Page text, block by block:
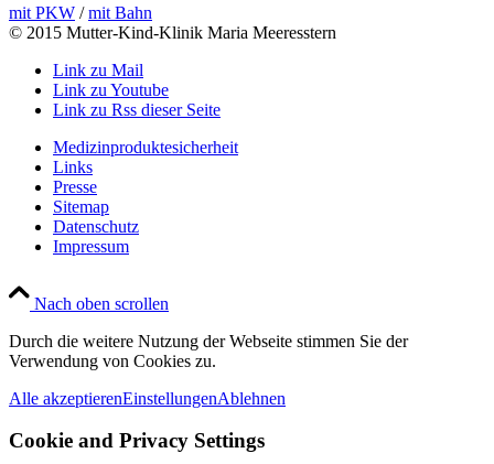
mit PKW /mit Bahn
© 2015 Mutter-Kind-Klinik Maria Meeresstern
Link zu Mail
Link zu Youtube
Link zu Rss dieser Seite
Medizinproduktesicherheit
Links
Presse
Sitemap
Datenschutz
Impressum
Nach oben scrollen
Durch die weitere Nutzung der Webseite stimmen Sie der
Verwendung von Cookies zu.
Alle akzeptierenEinstellungenAblehnen
Cookie and Privacy Settings